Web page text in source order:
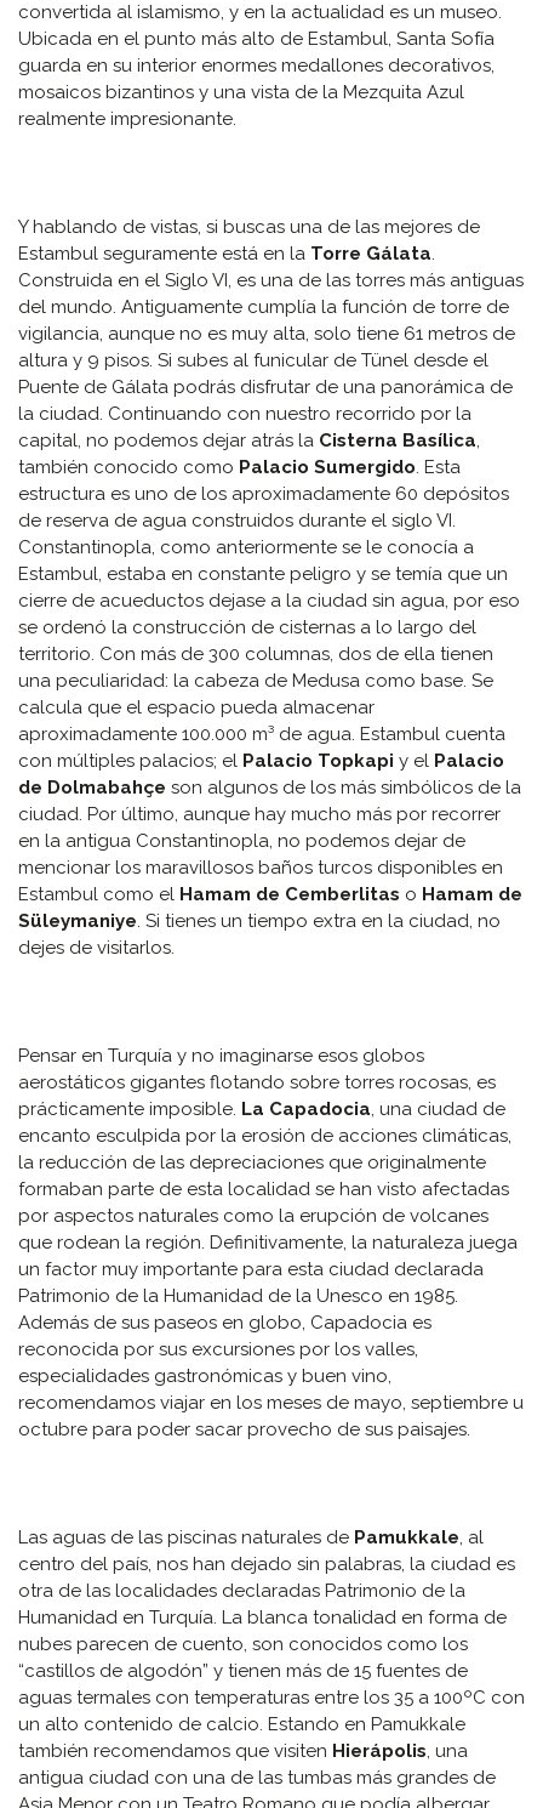
convertida al islamismo, y en la actualidad es un museo.
Ubicada en el punto más alto de Estambul, Santa Sofía
guarda en su interior enormes medallones decorativos,
mosaicos bizantinos y una vista de la Mezquita Azul
realmente impresionante.
Y hablando de vistas, si buscas una de las mejores de
Estambul seguramente está en la Torre Gálata.
Construida en el Siglo VI, es una de las torres más antiguas
del mundo. Antiguamente cumplía la función de torre de
vigilancia, aunque no es muy alta, solo tiene 61 metros de
altura y 9 pisos. Si subes al funicular de Tünel desde el
Puente de Gálata podrás disfrutar de una panorámica de
la ciudad. Continuando con nuestro recorrido por la
capital, no podemos dejar atrás la Cisterna Basílica,
también conocido como Palacio Sumergido. Esta
estructura es uno de los aproximadamente 60 depósitos
de reserva de agua construidos durante el siglo VI.
Constantinopla, como anteriormente se le conocía a
Estambul, estaba en constante peligro y se temía que un
cierre de acueductos dejase a la ciudad sin agua, por eso
se ordenó la construcción de cisternas a lo largo del
territorio. Con más de 300 columnas, dos de ella tienen
una peculiaridad: la cabeza de Medusa como base. Se
calcula que el espacio pueda almacenar
aproximadamente 100.000 m³ de agua. Estambul cuenta
con múltiples palacios; el Palacio Topkapi y el Palacio
de Dolmabahçe son algunos de los más simbólicos de la
ciudad. Por último, aunque hay mucho más por recorrer
en la antigua Constantinopla, no podemos dejar de
mencionar los maravillosos baños turcos disponibles en
Estambul como el Hamam de Cemberlitas o Hamam de
Süleymaniye. Si tienes un tiempo extra en la ciudad, no
dejes de visitarlos.
Pensar en Turquía y no imaginarse esos globos
aerostáticos gigantes flotando sobre torres rocosas, es
prácticamente imposible. La Capadocia, una ciudad de
encanto esculpida por la erosión de acciones climáticas,
la reducción de las depreciaciones que originalmente
formaban parte de esta localidad se han visto afectadas
por aspectos naturales como la erupción de volcanes
que rodean la región. Definitivamente, la naturaleza juega
un factor muy importante para esta ciudad declarada
Patrimonio de la Humanidad de la Unesco en 1985.
Además de sus paseos en globo, Capadocia es
reconocida por sus excursiones por los valles,
especialidades gastronómicas y buen vino,
recomendamos viajar en los meses de mayo, septiembre u
octubre para poder sacar provecho de sus paisajes.
Las aguas de las piscinas naturales de Pamukkale, al
centro del país, nos han dejado sin palabras, la ciudad es
otra de las localidades declaradas Patrimonio de la
Humanidad en Turquía. La blanca tonalidad en forma de
nubes parecen de cuento, son conocidos como los
“castillos de algodón” y tienen más de 15 fuentes de
aguas termales con temperaturas entre los 35 a 100ºC con
un alto contenido de calcio. Estando en Pamukkale
también recomendamos que visiten Hierápolis, una
antigua ciudad con una de las tumbas más grandes de